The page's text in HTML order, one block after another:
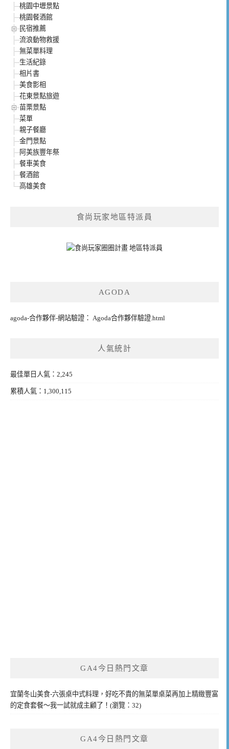
桃園中壢景點
桃園餐酒館
民宿推薦
流浪動物救援
無菜單料理
生活紀錄
相片書
美食影相
花東景點旅遊
苗栗景點
菜單
親子餐廳
金門景點
阿美族豐年祭
餐車美食
餐酒館
高雄美食
食尚玩家地區特派員
AGODA
agoda-合作夥伴-網站驗證： Agoda合作夥伴驗證.html
人氣統計
最佳單日人氣：2,245
累積人氣：1,300,115
GA4今日熱門文章
宜蘭冬山美食-六張桌中式料理，好吃不貴的無菜單桌菜再加上精緻豐富
的定食套餐～我一試就成主顧了！(瀏覽：32)
GA4今日熱門文章